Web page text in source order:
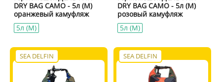
DRY BAG CAMO - 5л (M)
оранжевый камуфляж
5л (M)
DRY BAG CAMO - 5л (M)
розовый камуфляж
5л (M)
SEA DELFIN SEA DELFIN